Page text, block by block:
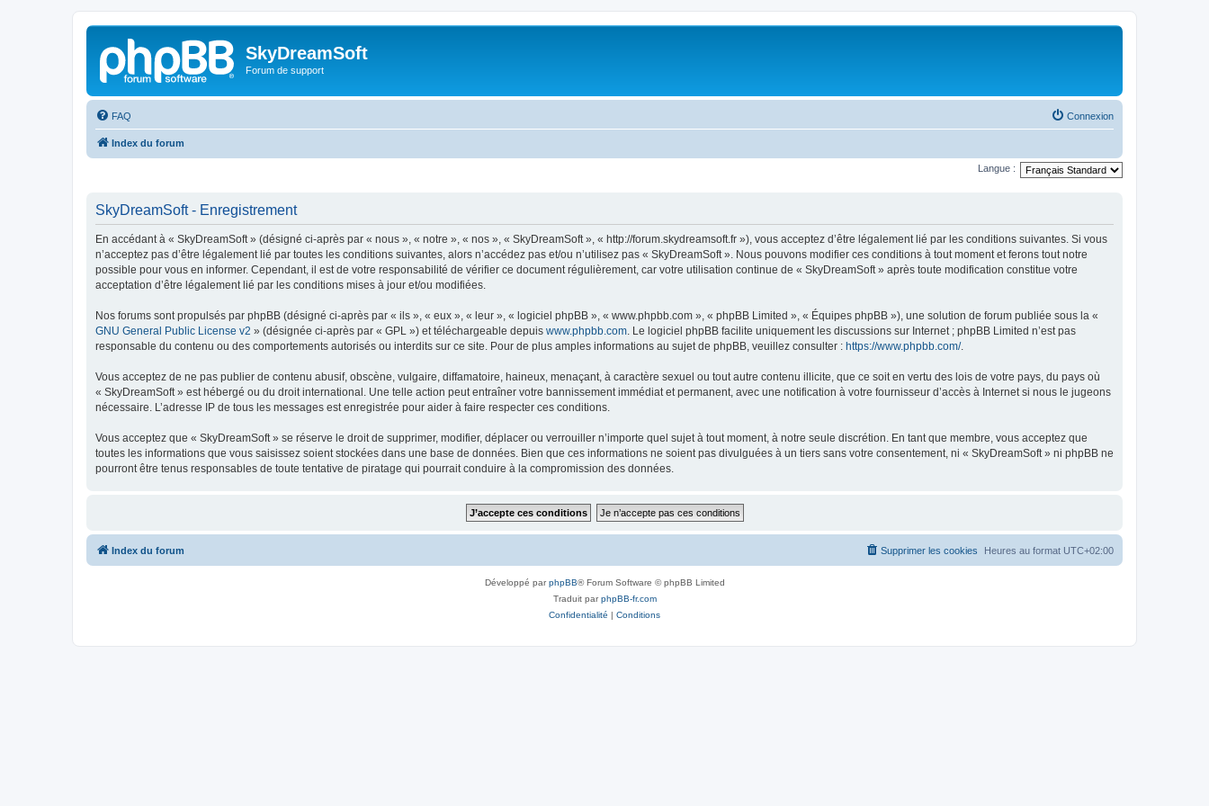
SkyDreamSoft
Forum de support
FAQ Connexion
Index du forum
Langue :
SkyDreamSoft - Enregistrement
En accédant à « SkyDreamSoft » (désigné ci-après par « nous », « notre », « nos », « SkyDreamSoft », « http://forum.skydreamsoft.fr »), vous acceptez d’être légalement lié par les conditions suivantes. Si vous
n’acceptez pas d’être légalement lié par toutes les conditions suivantes, alors n’accédez pas et/ou n’utilisez pas « SkyDreamSoft ». Nous pouvons modifier ces conditions à tout moment et ferons tout notre
possible pour vous en informer. Cependant, il est de votre responsabilité de vérifier ce document régulièrement, car votre utilisation continue de « SkyDreamSoft » après toute modification constitue votre
acceptation d’être légalement lié par les conditions mises à jour et/ou modifiées.
Nos forums sont propulsés par phpBB (désigné ci-après par « ils », « eux », « leur », « logiciel phpBB », « www.phpbb.com », « phpBB Limited », « Équipes phpBB »), une solution de forum publiée sous la «
GNU General Public License v2 » (désignée ci-après par « GPL ») et téléchargeable depuis www.phpbb.com. Le logiciel phpBB facilite uniquement les discussions sur Internet ; phpBB Limited n’est pas
responsable du contenu ou des comportements autorisés ou interdits sur ce site. Pour de plus amples informations au sujet de phpBB, veuillez consulter : https://www.phpbb.com/.
Vous acceptez de ne pas publier de contenu abusif, obscène, vulgaire, diffamatoire, haineux, menaçant, à caractère sexuel ou tout autre contenu illicite, que ce soit en vertu des lois de votre pays, du pays où
« SkyDreamSoft » est hébergé ou du droit international. Une telle action peut entraîner votre bannissement immédiat et permanent, avec une notification à votre fournisseur d’accès à Internet si nous le jugeons
nécessaire. L’adresse IP de tous les messages est enregistrée pour aider à faire respecter ces conditions.
Vous acceptez que « SkyDreamSoft » se réserve le droit de supprimer, modifier, déplacer ou verrouiller n’importe quel sujet à tout moment, à notre seule discrétion. En tant que membre, vous acceptez que
toutes les informations que vous saisissez soient stockées dans une base de données. Bien que ces informations ne soient pas divulguées à un tiers sans votre consentement, ni « SkyDreamSoft » ni phpBB ne
pourront être tenus responsables de toute tentative de piratage qui pourrait conduire à la compromission des données.
Index du forum Heures au format UTC+02:00
Supprimer les cookies
Développé parphpBB® Forum Software © phpBB Limited
Traduit parphpBB-fr.com
Confidentialité | Conditions